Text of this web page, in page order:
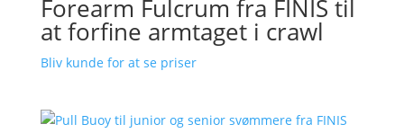
Forearm Fulcrum fra FINIS til
at forfine armtaget i crawl
Bliv kunde for at se priser